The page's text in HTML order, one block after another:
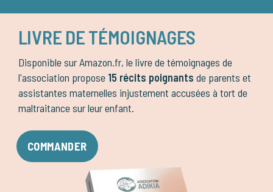
LIVRE DE TÉMOIGNAGES
Disponible sur Amazon.fr, le livre de témoignages de
l'association propose 15 récits poignants de parents et
assistantes maternelles injustement accusées à tort de
maltraitance sur leur enfant.
COMMANDER